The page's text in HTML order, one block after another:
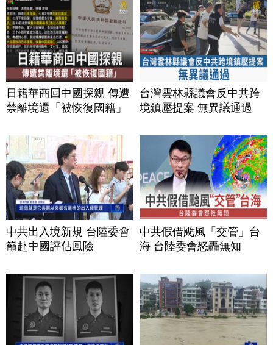
日籍華商回中國探親 傳遭
禁離境還「被恢復國籍」
台灣雲林縣議會反中共跨
境鎮壓提案 無異議通過
中共出入境新規 台陸委會
籲赴中國評估風險
中共假借颱風「交管」台
海 台陸委會怒轟無知